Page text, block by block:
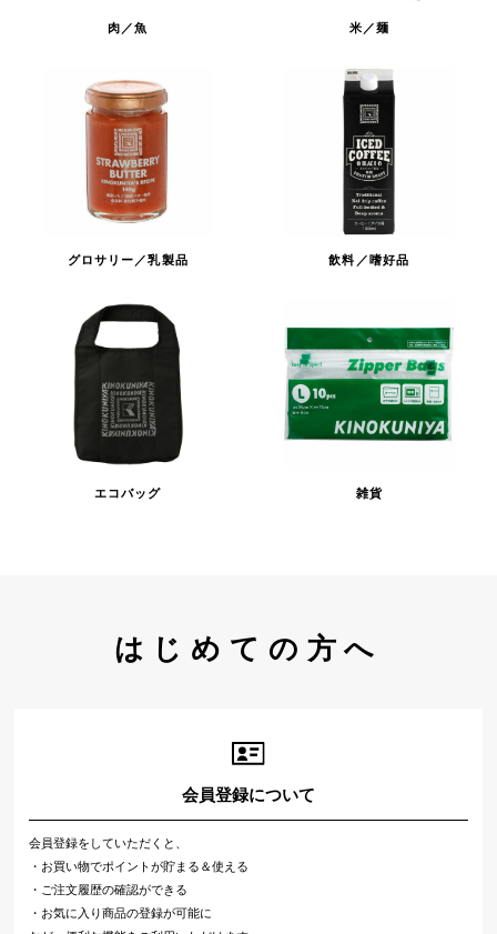
肉／魚 米／麺
グロサリー／乳製品 飲料／嗜好品
エコバッグ 雑貨
はじめての方へ
会員登録について
会員登録をしていただくと、
・お買い物でポイントが貯まる＆使える
・ご注文履歴の確認ができる
・お気に入り商品の登録が可能に